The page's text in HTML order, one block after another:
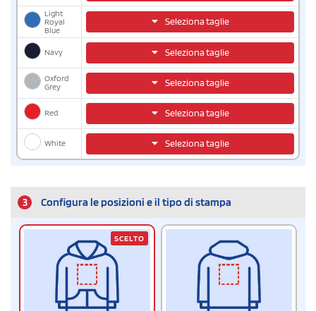
Light
Royal
Blue
Seleziona taglie
Navy Seleziona taglie
Oxford
Grey
Seleziona taglie
Red Seleziona taglie
White Seleziona taglie
3 Configura le posizioni e il tipo di stampa
SCELTO